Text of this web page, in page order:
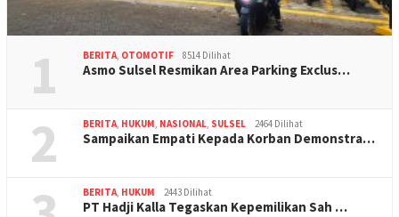
1 BERITA, OTOMOTIF 8514 Dilihat
Asmo Sulsel Resmikan Area Parking Exclus…
2 BERITA, HUKUM, NASIONAL, SULSEL 2464 Dilihat
Sampaikan Empati Kepada Korban Demonstra…
BERITA, HUKUM 2443 Dilihat
PT Hadji Kalla Tegaskan Kepemilikan Sah …